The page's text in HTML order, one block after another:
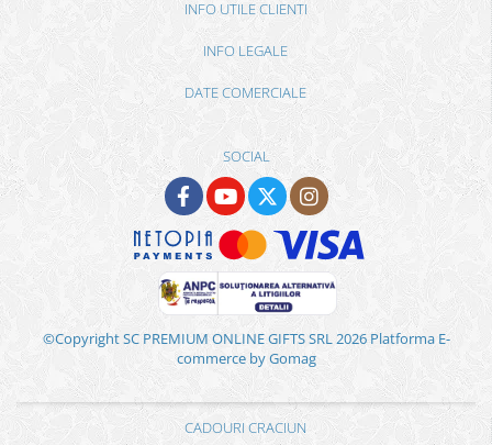
INFO UTILE CLIENTI
INFO LEGALE
DATE COMERCIALE
SOCIAL
©Copyright SC PREMIUM ONLINE GIFTS SRL 2026 Platforma E-
commerce by Gomag
CADOURI CRACIUN